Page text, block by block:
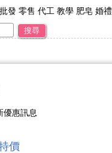
發 零售 代工 教學 肥皂 婚
製造 品牌代工 接受小量
可享每次購物95折之優惠
皂世界~☆ ★
搜尋
優惠訊息
價